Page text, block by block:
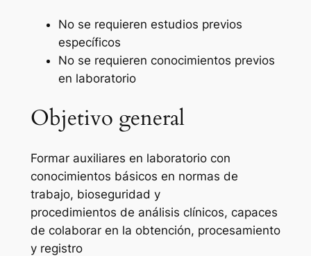
No se requieren estudios previos
específicos
No se requieren conocimientos previos
en laboratorio
Objetivo general
Formar auxiliares en laboratorio con
conocimientos básicos en normas de
trabajo, bioseguridad y
procedimientos de análisis clínicos, capaces
de colaborar en la obtención, procesamiento
y registro